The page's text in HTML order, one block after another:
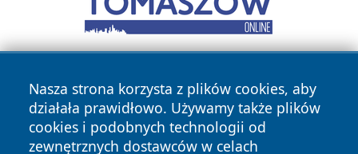
Nasza strona korzysta z plików cookies, aby
działała prawidłowo. Używamy także plików
cookies i podobnych technologii od
zewnętrznych dostawców w celach